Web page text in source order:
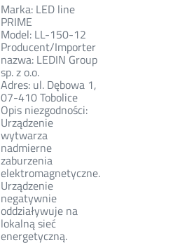
Marka: LED line
PRIME
Model: LL-150-12
Producent/Importer
nazwa: LEDIN Group
sp. z o.o.
Adres: ul. Dębowa 1,
07-410 Tobolice
Opis niezgodności:
Urządzenie
wytwarza
nadmierne
zaburzenia
elektromagnetyczne.
Urządzenie
negatywnie
oddziaływuje na
lokalną sieć
energetyczną.